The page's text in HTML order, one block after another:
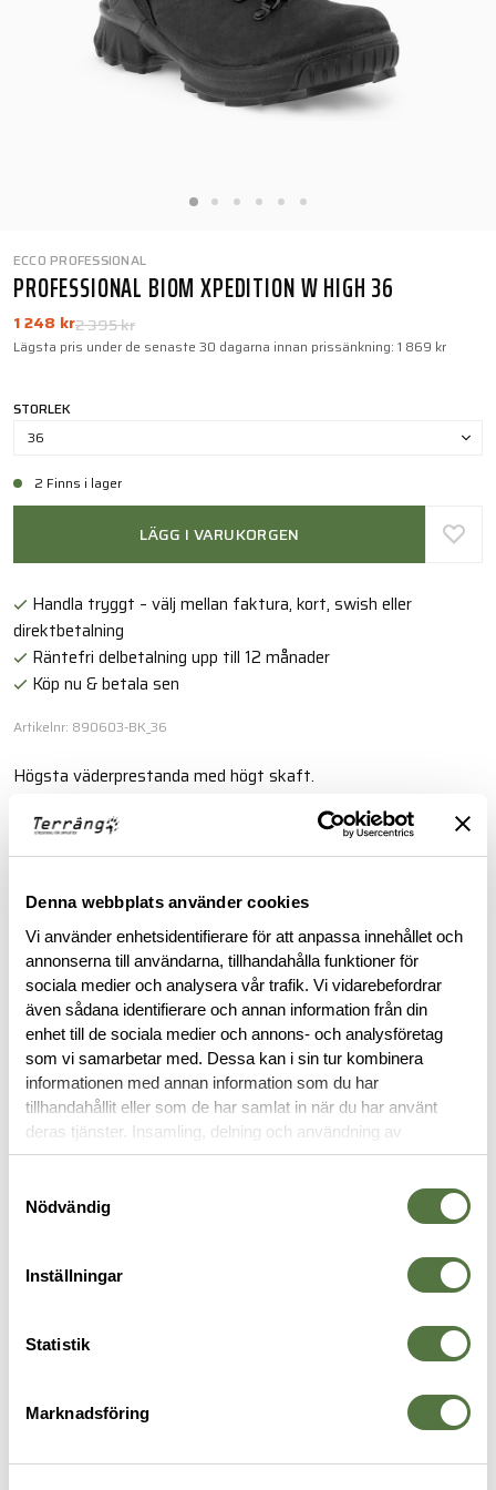
Denna webbplats använder cookies
Vi använder enhetsidentifierare för att anpassa innehållet och
annonserna till användarna, tillhandahålla funktioner för
sociala medier och analysera vår trafik. Vi vidarebefordrar
även sådana identifierare och annan information från din
enhet till de sociala medier och annons- och analysföretag
som vi samarbetar med. Dessa kan i sin tur kombinera
informationen med annan information som du har
tillhandahållit eller som de har samlat in när du har använt
deras tjänster. Insamling, delning och användning av
personuppgifter kan användas för personalisering av
Nödvändig
Inställningar
Statistik
Marknadsföring
ECCO PROFESSIONAL
PROFESSIONAL BIOM XPEDITION W HIGH 36
2 395 kr
1 248 kr
Lägsta pris under de senaste 30 dagarna innan prissänkning: 1 869 kr
STORLEK
36
2 Finns i lager
LÄGG I VARUKORGEN
Handla tryggt – välj mellan faktura, kort, swish eller
direktbetalning
Räntefri delbetalning upp till 12 månader
Köp nu & betala sen
Artikelnr: 890603-BK_36
Högsta väderprestanda med högt skaft.
Läs mer
BESKRIVNING
RECENSIONER
OM VARUMÄRKET
KÄNGOR
Quest 4D Forces 2 High GTX
SPEED ASSAULT 2 GTX Black